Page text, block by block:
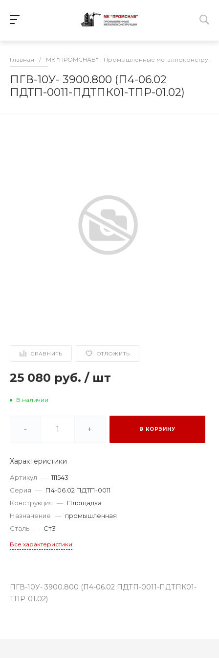
Главная / МК "ПРОМСНАБ" - Промышленные
ПГВ-10У- 3900.800 (П4-06.02
ПДТП-0011-ПДТПК01-ТПР-01.02)
СРАВНИТЬ ОТЛОЖИТЬ
25 080 руб. / шт
В наличии
- + В КОРЗИНУ
Характеристики
Артикул — 111543
Серия — П4-06.02 ПДТП-0011
Конструкция — Площадка
Назначение — промышленная
Сталь — Ст3
Все характеристики
ПГВ-10У- 3900.800 (П4-06.02 ПДТП-0011-ПДТПК01-
ТПР-01.02)